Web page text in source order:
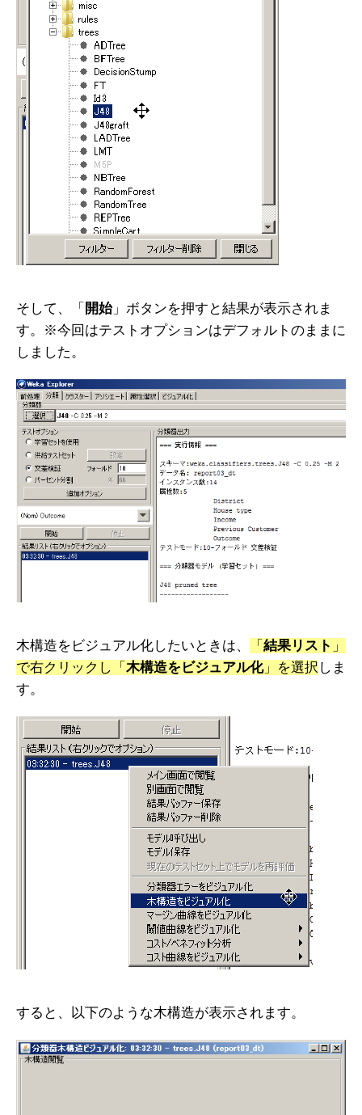
そして、「 開始」ボタンを押すと結果が表示されま
す。※今回はテストオプションはデフォルトのままに
しました。
木構造をビジュアル化したいときは、 「 結果リスト 」
で右クリックし「 木構造をビジュアル化」を選択 しま
す。
すると、以下のような木構造が表示されます。